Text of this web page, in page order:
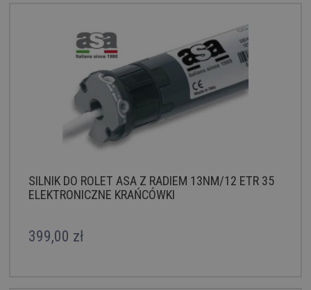
SILNIK DO ROLET ASA Z RADIEM 13NM/12 ETR 35
ELEKTRONICZNE KRAŃCÓWKI
399,00 zł